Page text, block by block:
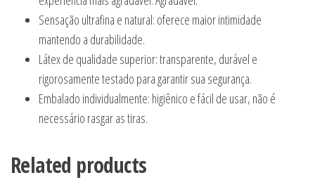
Sensação ultrafina e natural: oferece maior intimidade
mantendo a durabilidade.
Látex de qualidade superior: transparente, durável e
rigorosamente testado para garantir sua segurança.
Embalado individualmente: higiênico e fácil de usar, não é
necessário rasgar as tiras.
Related products